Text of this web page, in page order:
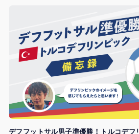
デフフットサル男子準優勝！トルコデフ